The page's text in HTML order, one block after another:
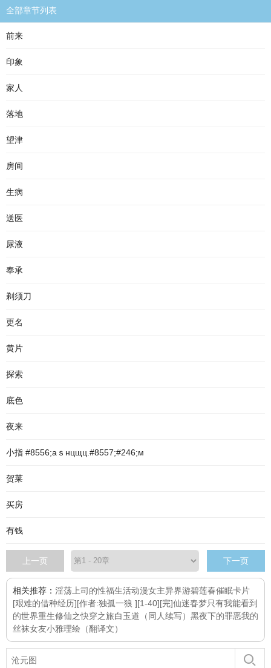
全部章节列表
前来
印象
家人
落地
望津
房间
生病
送医
尿液
奉承
剃须刀
更名
黄片
探索
底色
夜来
小指 #8556;aｓнцщц.#8557;#246;м
贺莱
买房
有钱
上一页 下一页
相关推荐： 淫荡上司的性福生活动漫女主异界游碧莲春催眠卡片
[艰难的借种经历][作者:独孤一狼 ][1-40][完]仙迷春梦只有我能看到
的世界重生修仙之快穿之旅白玉道（同人续写） 黑夜下的罪恶我的
丝袜女友小雅理绘（翻译文）